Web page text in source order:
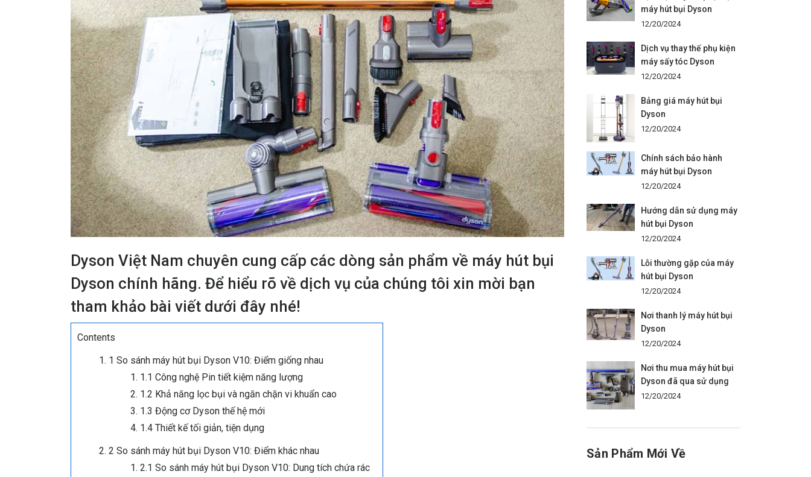
Dyson Việt Nam chuyên cung cấp các dòng sản phẩm về máy hút bụi
Dyson chính hãng. Để hiểu rõ về dịch vụ của chúng tôi xin mời bạn
tham khảo bài viết dưới đây nhé!
Contents
1 So sánh máy hút bụi Dyson V10: Điểm giống nhau
1.1 Công nghệ Pin tiết kiệm năng lượng
1.2 Khả năng lọc bụi và ngăn chặn vi khuẩn cao
1.3 Động cơ Dyson thế hệ mới
1.4 Thiết kế tối giản, tiện dụng
2 So sánh máy hút bụi Dyson V10: Điểm khác nhau
2.1 So sánh máy hút bụi Dyson V10: Dung tích chứa rác
máy hút bụi Dyson
12/20/2024
Dịch vụ thay thế phụ kiện
máy sấy tóc Dyson
12/20/2024
Bảng giá máy hút bụi
Dyson
12/20/2024
Chính sách bảo hành
máy hút bụi Dyson
12/20/2024
Hướng dẫn sử dụng máy
hút bụi Dyson
12/20/2024
Lỗi thường gặp của máy
hút bụi Dyson
12/20/2024
Nơi thanh lý máy hút bụi
Dyson
12/20/2024
Nơi thu mua máy hút bụi
Dyson đã qua sử dụng
12/20/2024
Sản Phẩm Mới Về